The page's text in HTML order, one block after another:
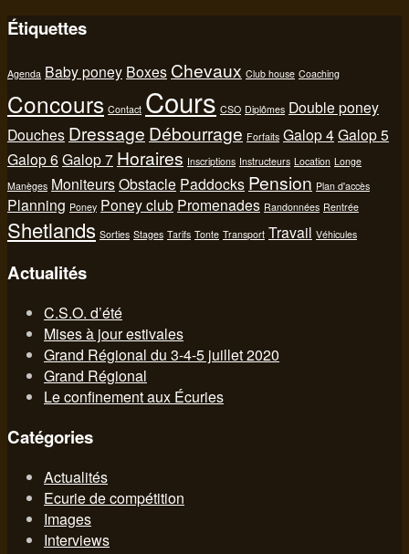
Étiquettes
Agenda Baby poney Boxes Chevaux Club house Coaching
Concours Contact Cours CSO Diplômes Double poney
Douches Dressage Débourrage Forfaits Galop 4Galop 5
Galop 6 Galop 7 Horaires Inscriptions Instructeurs Location Longe
Manèges MoniteursObstacle Paddocks Pension Plan d'accès
Planning Poney Poney club Promenades Randonnées Rentrée
Shetlands Sorties Stages Tarifs Tonte Transport Travail Véhicules
Actualités
C.S.O. d’été
Mises à jour estivales
Grand Régional du 3-4-5 juillet 2020
Grand Régional
Le confinement aux Écuries
Catégories
Actualités
Ecurie de compétition
Images
Interviews